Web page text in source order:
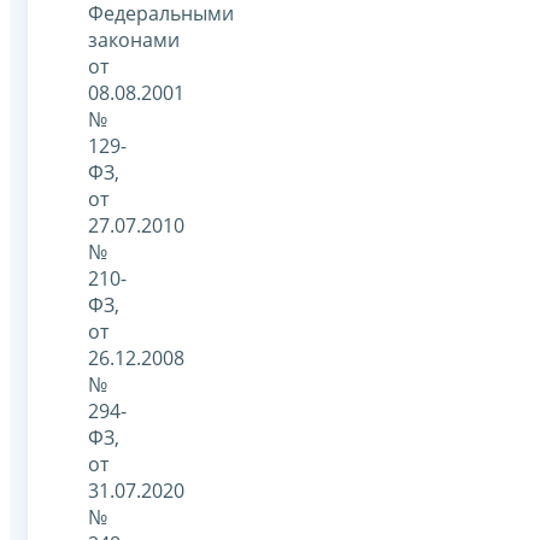
Федеральными
законами
от
08.08.2001
№
129-
ФЗ,
от
27.07.2010
№
210-
ФЗ,
от
26.12.2008
№
294-
ФЗ,
от
31.07.2020
№